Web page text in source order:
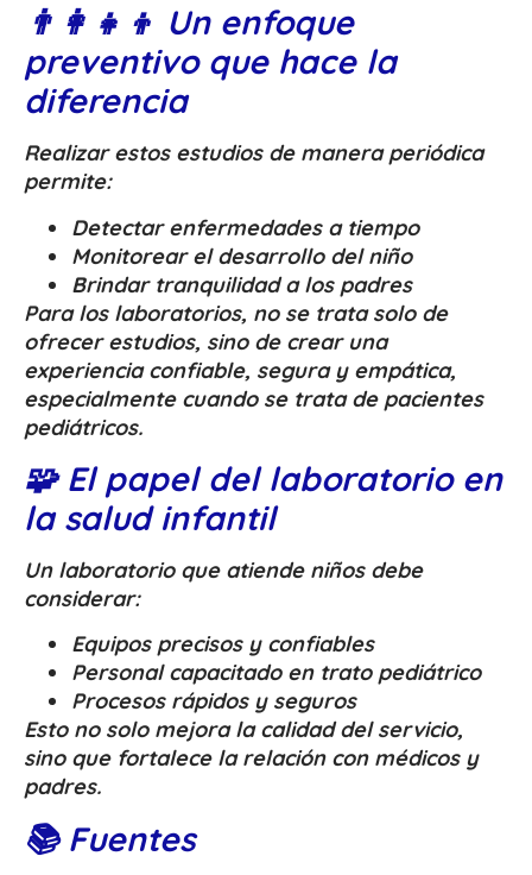
👨‍👩‍👧‍👦 Un enfoque
preventivo que hace la
diferencia
Realizar estos estudios de manera periódica
permite:
Detectar enfermedades a tiempo
Monitorear el desarrollo del niño
Brindar tranquilidad a los padres
Para los laboratorios, no se trata solo de
ofrecer estudios, sino de crear una
experiencia confiable, segura y empática,
especialmente cuando se trata de pacientes
pediátricos.
🧩 El papel del laboratorio en
la salud infantil
Un laboratorio que atiende niños debe
considerar:
Equipos precisos y confiables
Personal capacitado en trato pediátrico
Procesos rápidos y seguros
Esto no solo mejora la calidad del servicio,
sino que fortalece la relación con médicos y
padres.
📚 Fuentes